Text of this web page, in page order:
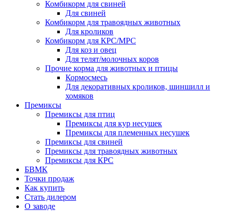
Комбикорм для свиней
Для свиней
Комбикорм для травоядных животных
Для кроликов
Комбикорм для КРС/МРС
Для коз и овец
Для телят/молочных коров
Прочие корма для животных и птицы
Кормосмесь
Для декоративных кроликов, шиншилл и
хомяков
Премиксы
Премиксы для птиц
Премиксы для кур несушек
Премиксы для племенных несушек
Премиксы для свиней
Премиксы для травоядных животных
Премиксы для КРС
БВМК
Точки продаж
Как купить
Стать дилером
О заводе